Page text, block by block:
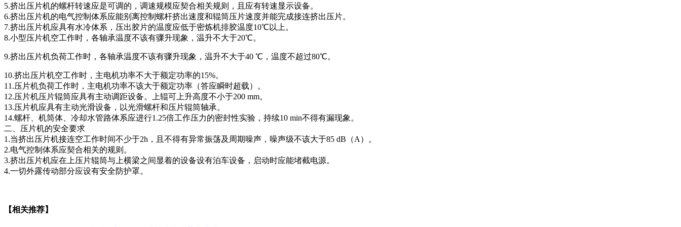
5.挤出压片机的螺杆转速应是可调的，调速规模应契合相关规则，且应有转速显示设备。
6.挤出压片机的电气控制体系应能别离控制螺杆挤出速度和辊筒压片速度并能完成接连挤出压片。
7.挤出压片机应具有水冷体系，压出胶片的温度应低于密炼机排胶温度10℃以上。
8.小型压片机空工作时，各轴承温度不该有骤升现象，温升不大于20℃。
9.挤出压片机负荷工作时，各轴承温度不该有骤升现象，温升不大于40 ℃，温度不超过80℃。
10.挤出压片机空工作时，主电机功率不大于额定功率的15%。
11.压片机负荷工作时，主电机功率不该大于额定功率（答应瞬时超载）。
12.压片机压片辊筒应具有主动调距设备。上辊可上升高度不小于200 mm。
13.压片机应具有主动光滑设备，以光滑螺杆和压片辊筒轴承。
14.螺杆、机筒体、冷却水管路体系应进行1.25倍工作压力的密封性实验，持续10 min不得有漏现象。
二、压片机的安全要求
1.当挤出压片机接连空工作时间不少于2h，且不得有异常振荡及周期噪声，噪声级不该大于85 dB（A）。
2.电气控制体系应契合相关的规则。
3.挤出压片机应在上压片辊筒与上横梁之间显着的设备设有泊车设备，启动时应能堵截电源。
4.一切外露传动部分应设有安全防护罩。
【相关推荐】